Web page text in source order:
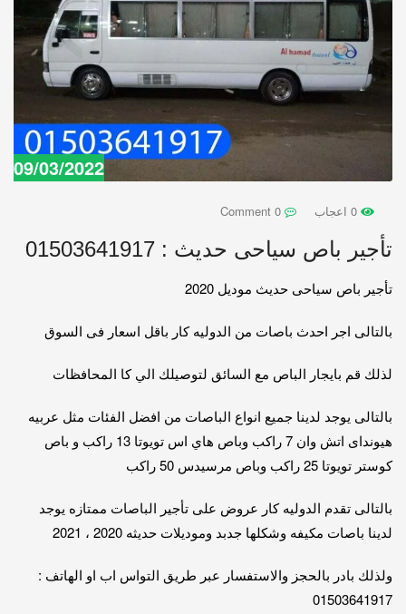
09/03/2022
تأجير باص سياحى حديث : 01503641917
تأجير باص سياحى حديث موديل 2020
بالتالى اجر احدث باصات من الدوليه كار باقل اسعار فى السوق
لذلك قم بايجار الباص مع السائق لتوصيلك الي كا المحافظات
بالتالى يوجد لدينا جميع انواع الباصات من افضل الفئات مثل عربيه
هيونداى اتش وان 7 راكب وباص هاي اس تويوتا 13 راكب و باص
كوستر تويوتا 25 راكب وباص مرسيدس 50 راكب
بالتالى تقدم الدوليه كار عروض على تأجير الباصات ممتازه يوجد
لدينا باصات مكيفه وشكلها جدبد وموديلات حديثه 2020 ، 2021
ولذلك بادر بالحجز والاستفسار عبر طريق التواس اب او الهاتف :
01503641917